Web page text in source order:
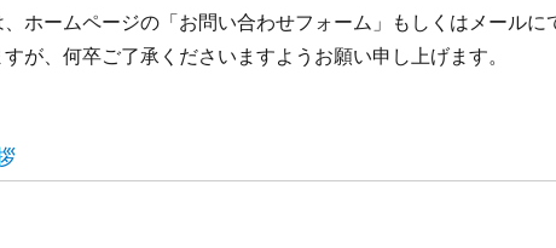
ホームページの「お問い合わせフォーム」もしくはメールに
が、何卒ご了承くださいますようお願い申し上げます。